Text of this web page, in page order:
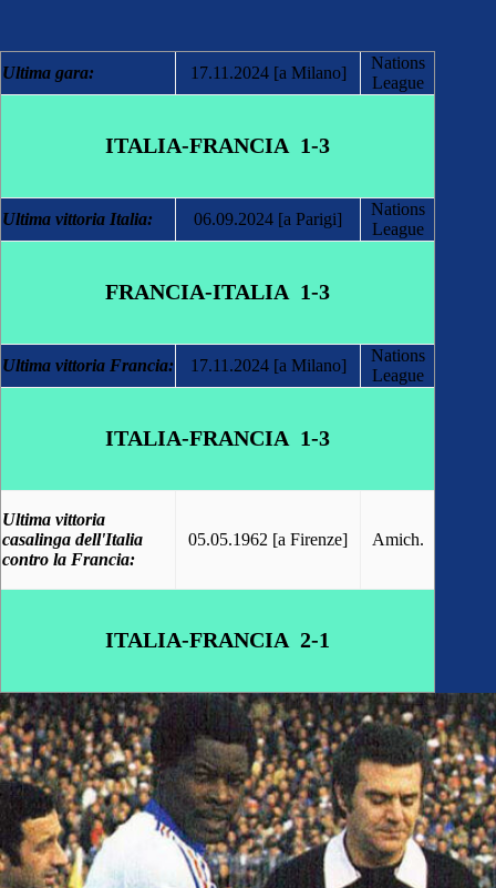
Ultima gara: 17.11.2024 [a Milano]
Nations
League
ITALIA-FRANCIA 1-3
Ultima vittoria Italia: 06.09.2024 [a Parigi]
Nations
League
FRANCIA-ITALIA 1-3
Ultima vittoria Francia: 17.11.2024 [a Milano]
Nations
League
ITALIA-FRANCIA 1-3
Ultima vittoria
casalinga dell'Italia
contro la Francia:
05.05.1962 [a Firenze] Amich.
ITALIA-FRANCIA 2-1